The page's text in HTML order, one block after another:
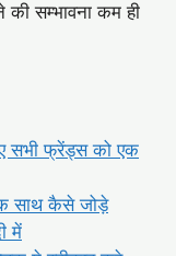
सम्भावना कम ही
सभी फ्रेंड्स को एक
साथ कैसे जोड़े
में